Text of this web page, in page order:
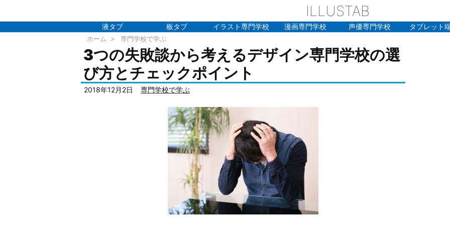
ILLUSTAB
液タブ 板タブ イラスト専門学校 漫画専門学校 声優専門学校 タブレット
ホーム > 専門学校で学ぶ
3つの失敗談から考えるデザイン専門学校の選
び方とチェックポイント
2018年12月2日 専門学校で学ぶ